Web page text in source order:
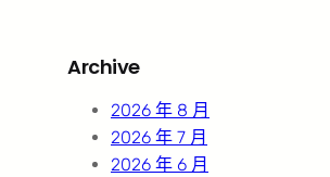
c
Archive
2026 年 8 月
2026 年 7 月
2026 年 6 月